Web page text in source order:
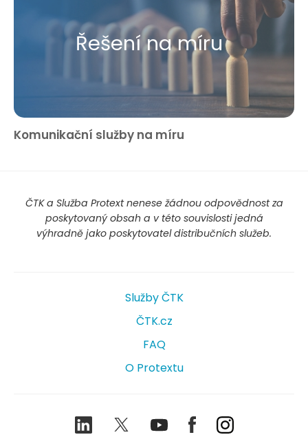
Řešení na míru
Komunikační služby na míru
ČTK a Služba Protext nenese žádnou odpovědnost za
poskytovaný obsah a v této souvislosti jedná
výhradně jako poskytovatel distribučních služeb.
Služby ČTK
ČTK.cz
FAQ
O Protextu
LinkedIn TwitterYoutubeFacebookInstagram